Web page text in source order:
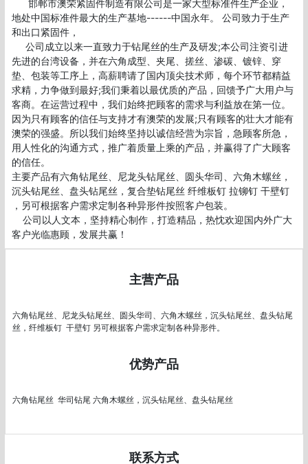
地处中国标准件最大的生产基地------中国永年。 公司致力于生产
和出口紧固件，
先进的台湾设备，并在六角成型、夹尾、搓丝、渗碳、镀锌、穿
垫、包装等工序上，高薪聘请了国内顶尖技术师，每个环节都精益
求精，力争做到最好;我们秉着以最优质的产品，回馈予广大用户与
客商。在运营过程中，我们始终把顾客的需求与利益放在第一位。
因为只有顾客的信任与支持才有澳荣的发展;只有顾客的壮大才能有
澳荣的强盛。所以我们始终坚持以诚信经营为宗旨，急顾客所急，
用人性化的沟通方式，推广着质量上乘的产品，并赢得了广大顾客
的信任。
主要产品有六角钻尾丝、尼龙头钻尾丝、圆头华司、六角木螺丝，
沉头钻尾丝、盘头钻尾丝，复合垫钻尾丝 纤维板钉 拉铆钉 干壁钉
，另可根据客户需求定制各种异形件按照客户包装。
客户光临惠顾，发展共赢！
主营产品
六角钻尾丝、尼龙头钻尾丝、圆头华司、六角木螺丝，沉头钻尾丝、盘头钻尾
丝，纤维板钉  干壁钉 另可根据客户需求定制各种异形件。
优势产品
六角钻尾丝  华司钻尾 六角木螺丝，沉头钻尾丝、盘头钻尾丝
联系方式